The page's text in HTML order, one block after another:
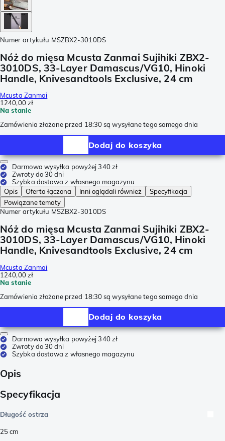
Numer artykułu MSZBX2-3010DS
Nóż do mięsa Mcusta Zanmai Sujihiki ZBX2-
3010DS, 33-Layer Damascus/VG10, Hinoki
Handle, Knivesandtools Exclusive, 24 cm
Mcusta Zanmai
1240,00 zł
Na stanie
Zamówienia złożone przed 18:30 są wysyłane tego samego dnia
Dodaj do koszyka
Darmowa wysyłka powyżej 340 zł
Zwroty do 30 dni
Szybka dostawa z własnego magazynu
Opis
Oferta łączona Inni oglądali również
Specyfikacja
Powiązane tematy
Numer artykułu MSZBX2-3010DS
Nóż do mięsa Mcusta Zanmai Sujihiki ZBX2-
3010DS, 33-Layer Damascus/VG10, Hinoki
Handle, Knivesandtools Exclusive, 24 cm
Mcusta Zanmai
1240,00 zł
Na stanie
Zamówienia złożone przed 18:30 są wysyłane tego samego dnia
Dodaj do koszyka
Darmowa wysyłka powyżej 340 zł
Zwroty do 30 dni
Szybka dostawa z własnego magazynu
Opis
Specyfikacja
Długość ostrza
25cm